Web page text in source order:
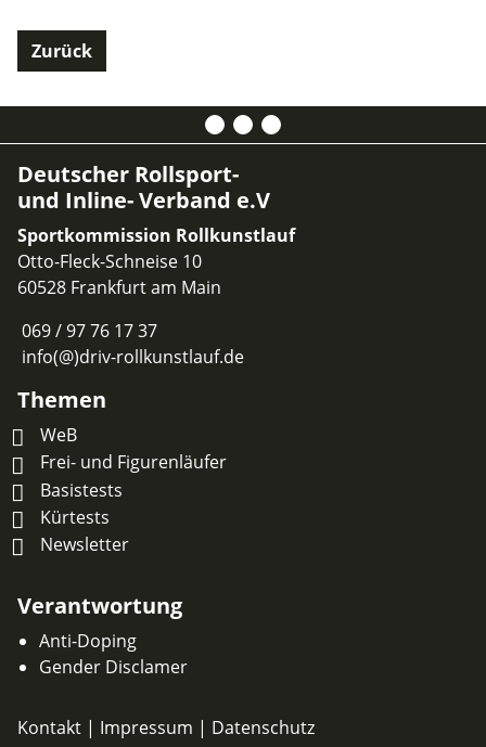
Zurück
Deutscher Rollsport-
und Inline- Verband e.V
Sportkommission Rollkunstlauf
Otto-Fleck-Schneise 10
60528 Frankfurt am Main
069 / 97 76 17 37
info(@)driv-rollkunstlauf.de
Themen
WeB
Frei- und Figurenläufer
Basistests
Kürtests
Newsletter
Verantwortung
Anti-Doping
Gender Disclamer
Kontakt | Impressum | Datenschutz